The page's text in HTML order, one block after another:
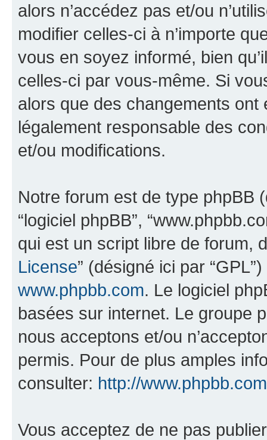
alors n’accédez pas et/ou
modifier celles-ci à n’importe
vous en soyez informé, bien
celles-ci par vous-même. Si
alors que des changements ont
légalement responsable des
et/ou modifications.
Notre forum est de type phpBB
“logiciel phpBB”,
qui est un script libre de forum,
License” (désigné ici par
www.phpbb.com. Le logiciel
basées sur internet. Le groupe
nous acceptons et/ou
permis. Pour de plus amples
consulter: http://
Vous acceptez de ne pas